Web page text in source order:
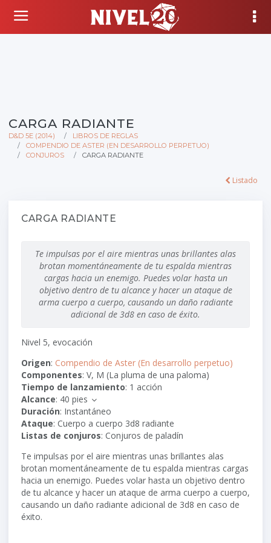
CARGA RADIANTE
D&D 5E (2014)
LIBROS DE REGLAS
COMPENDIO DE ASTER (EN DESARROLLO PERPETUO)
CONJUROS
CARGA RADIANTE
Listado
CARGA RADIANTE
Te impulsas por el aire mientras unas brillantes alas
brotan momentáneamente de tu espalda mientras
cargas hacia un enemigo. Puedes volar hasta un
objetivo dentro de tu alcance y hacer un ataque de
arma cuerpo a cuerpo, causando un daño radiante
adicional de 3d8 en caso de éxito.
Nivel 5, evocación
Origen: Compendio de Aster (En desarrollo perpetuo)
Componentes: V, M (La pluma de una paloma)
Tiempo de lanzamiento: 1 acción
Alcance: 40 pies
Duración: Instantáneo
Ataque: Cuerpo a cuerpo 3d8 radiante
Listas de conjuros: Conjuros de paladín
Te impulsas por el aire mientras unas brillantes alas
brotan momentáneamente de tu espalda mientras cargas
hacia un enemigo. Puedes volar hasta un objetivo dentro
de tu alcance y hacer un ataque de arma cuerpo a cuerpo,
causando un daño radiante adicional de 3d8 en caso de
éxito.